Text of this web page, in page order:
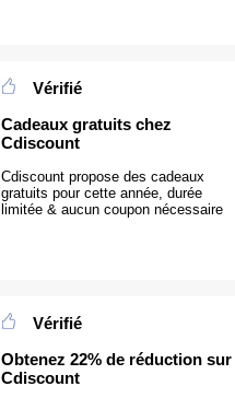
Vérifié
Cadeaux gratuits chez
Cdiscount
Cdiscount propose des cadeaux
gratuits pour cette année, durée
limitée & aucun coupon nécessaire
Vérifié
Obtenez 22% de réduction sur
Cdiscount